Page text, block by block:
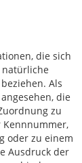
die sich
Als
die
zu
Kennnummer,
oder zu einem
Ausdruck der